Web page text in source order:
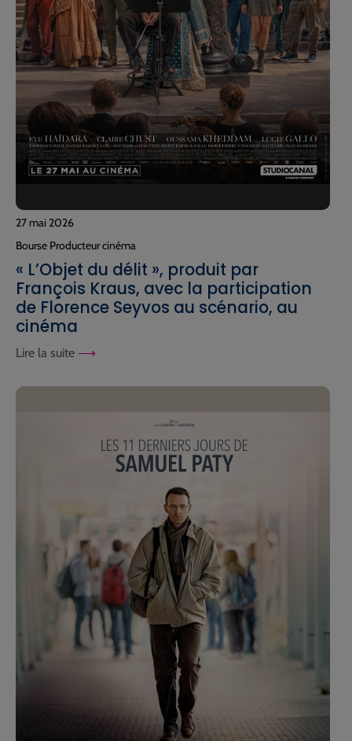
27 mai 2026
Bourse Producteur cinéma
« L’Objet du délit », produit par
François Kraus, avec la participation
de Florence Seyvos au scénario, au
cinéma
Lire la suite